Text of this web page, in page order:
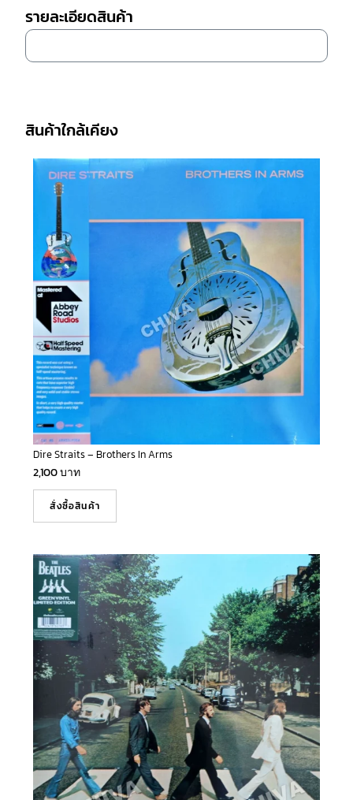
รายละเอียดสินค้า
สินค้าใกล้เคียง
Dire Straits – Brothers In Arms
2,100บาท
สั่งซื้อสินค้า